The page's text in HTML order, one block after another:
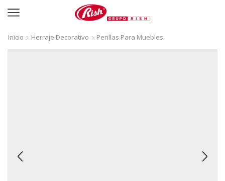
Inicio Herraje Decorativo Perillas Para Muebles